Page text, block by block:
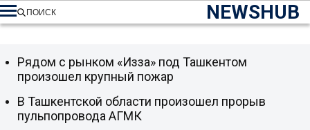
NEWSHUB
ПОИСК
Рядом с рынком «Изза» под Ташкентом
произошел крупный пожар
В Ташкентской области произошел прорыв
пульпопровода АГМК